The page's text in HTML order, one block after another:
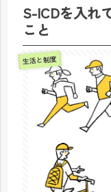
S-ICDを入れ
こと
生活と制度